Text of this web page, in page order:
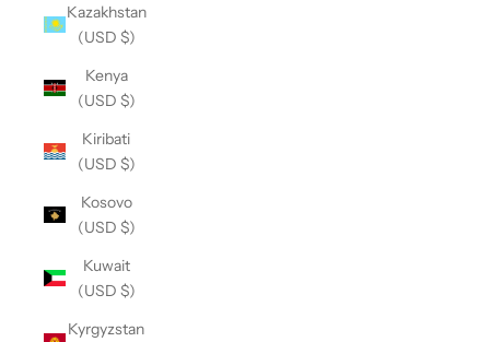
Kazakhstan
(USD $)
Kenya
(USD $)
Kiribati
(USD $)
Kosovo
(USD $)
Kuwait
(USD $)
Kyrgyzstan